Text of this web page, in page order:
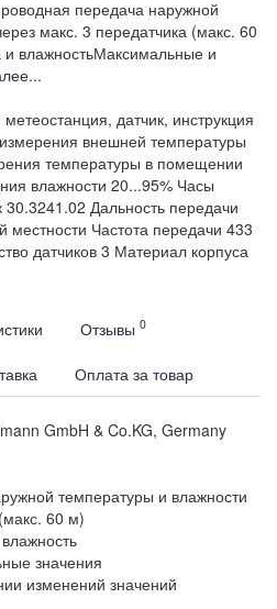
передача наружной
макс. 3 передатчика (макс. 60
влажностьМаксимальные и
датчик, инструкция
внешней температуры
температуры в помещении
влажности 20...95% Часы
30.3241.02 Дальность передачи
местности Частота передачи 433
датчиков 3 Материал корпуса
Отзывы 0
Оплата за товар
GmbH & Co.KG, Germany
температуры и влажности
60 м)
значения
изменений значений